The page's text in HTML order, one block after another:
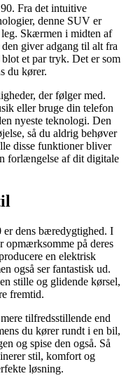
Fra det intuitive
denne SUV er
Skærmen i midten af
giver adgang til alt fra
et par tryk. Det er som
du kører.
der følger med.
eller bruge din telefon
nyeste teknologi. Den
så du aldrig behøver
disse funktioner bliver
forlængelse af dit digitale
dens bæredygtighed. I
opmærksomme på deres
en elektrisk
også ser fantastisk ud.
stille og glidende kørsel,
fremtid.
tilfredsstillende end
du kører rundt i en bil,
og spise den også. Så
stil, komfort og
løsning.